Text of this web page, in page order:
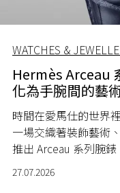
WATCHES &
Hermès Arceau
化為手腕間的藝
時間在愛馬仕的世界
一場交織著裝飾藝術
推出 Arceau 系列腕
27.07.2026